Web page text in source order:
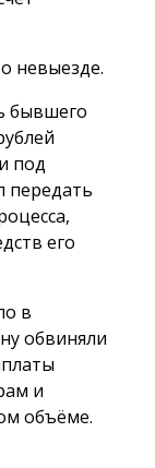
невыезде.
бывшего
под
передать
его
в
обвиняли
и
объёме.